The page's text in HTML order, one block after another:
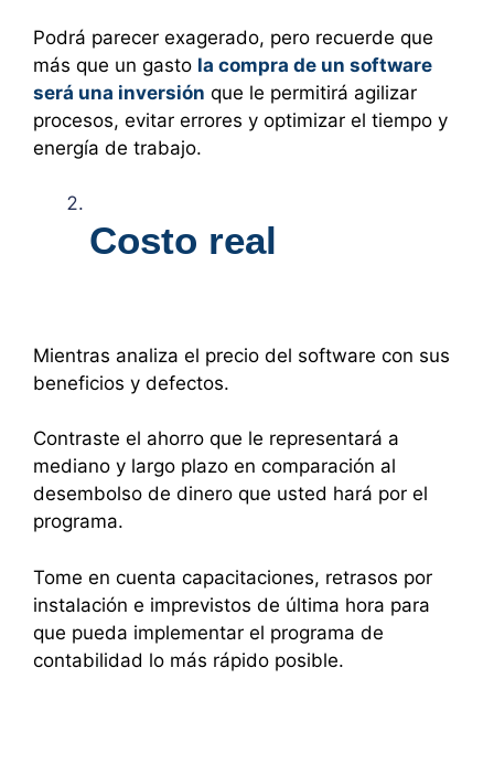
Podrá parecer exagerado, pero recuerde que
más que un gasto la compra de un software
será una inversión que le permitirá agilizar
procesos, evitar errores y optimizar el tiempo y
energía de trabajo.
Costo real
Mientras analiza el precio del software con sus
beneficios y defectos.
Contraste el ahorro que le representará a
mediano y largo plazo en comparación al
desembolso de dinero que usted hará por el
programa.
Tome en cuenta capacitaciones, retrasos por
instalación e imprevistos de última hora para
que pueda implementar el programa de
contabilidad lo más rápido posible.